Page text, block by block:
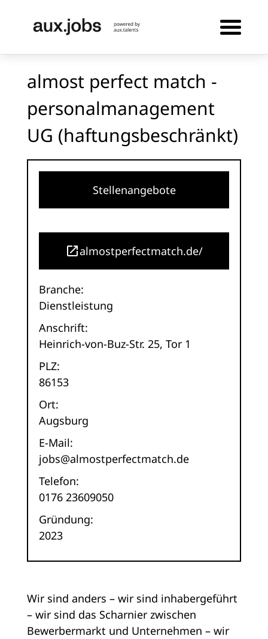
almost perfect match -
personalmanagement
UG (haftungsbeschränkt)
Wir sind anders – wir sind inhabergeführt
– wir sind das Scharnier zwischen
Bewerbermarkt und Unternehmen – wir
Stellenangebote
almostperfectmatch.de/
Branche:
Dienstleistung
Anschrift:
Heinrich-von-Buz-Str. 25, Tor 1
PLZ:
86153
Ort:
Augsburg
E-Mail:
jobs@almostperfectmatch.de
Telefon:
0176 23609050
Gründung:
2023